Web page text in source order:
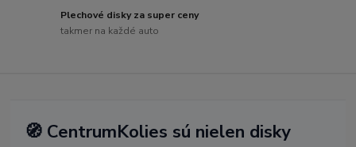
Plechové disky za super ceny
takmer na každé auto
🧭 CentrumKolies sú nielen disky